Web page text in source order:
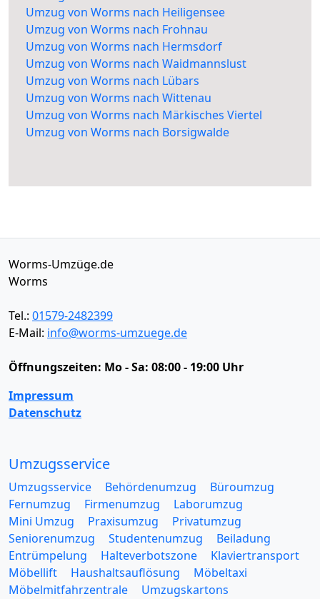
Umzug von Worms nach Heiligensee
Umzug von Worms nach Frohnau
Umzug von Worms nach Hermsdorf
Umzug von Worms nach Waidmannslust
Umzug von Worms nach Lübars
Umzug von Worms nach Wittenau
Umzug von Worms nach Märkisches Viertel
Umzug von Worms nach Borsigwalde
Worms-Umzüge.de
Worms
Tel.: 01579-2482399
E-Mail: info@worms-umzuege.de
Öffnungszeiten: Mo - Sa: 08:00 - 19:00 Uhr
Impressum
Datenschutz
Umzugsservice
Umzugsservice Behördenumzug
Büroumzug
Fernumzug
Firmenumzug
Laborumzug
Mini Umzug
Praxisumzug
Privatumzug
Seniorenumzug
Studentenumzug
Beiladung
Entrümpelung
Halteverbotszone
Klaviertransport
Möbellift
Haushaltsauflösung
Möbeltaxi
Möbelmitfahrzentrale
Umzugskartons